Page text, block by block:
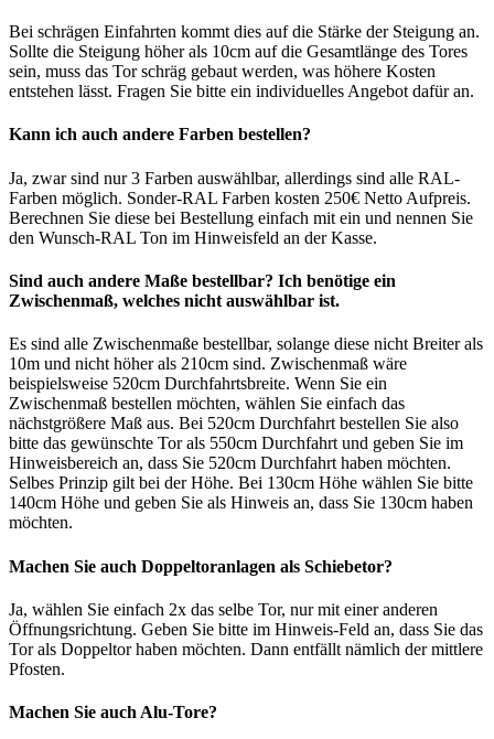
Bei schrägen Einfahrten kommt dies auf die Stärke der Steigung an.
Sollte die Steigung höher als 10cm auf die Gesamtlänge des Tores
sein, muss das Tor schräg gebaut werden, was höhere Kosten
entstehen lässt. Fragen Sie bitte ein individuelles Angebot dafür an.
Kann ich auch andere Farben bestellen?
Ja, zwar sind nur 3 Farben auswählbar, allerdings sind alle RAL-
Farben möglich. Sonder-RAL Farben kosten 250€ Netto Aufpreis.
Berechnen Sie diese bei Bestellung einfach mit ein und nennen Sie
den Wunsch-RAL Ton im Hinweisfeld an der Kasse.
Sind auch andere Maße bestellbar? Ich benötige ein
Zwischenmaß, welches nicht auswählbar ist.
Es sind alle Zwischenmaße bestellbar, solange diese nicht Breiter als
10m und nicht höher als 210cm sind. Zwischenmaß wäre
beispielsweise 520cm Durchfahrtsbreite. Wenn Sie ein
Zwischenmaß bestellen möchten, wählen Sie einfach das
nächstgrößere Maß aus. Bei 520cm Durchfahrt bestellen Sie also
bitte das gewünschte Tor als 550cm Durchfahrt und geben Sie im
Hinweisbereich an, dass Sie 520cm Durchfahrt haben möchten.
Selbes Prinzip gilt bei der Höhe. Bei 130cm Höhe wählen Sie bitte
140cm Höhe und geben Sie als Hinweis an, dass Sie 130cm haben
möchten.
Machen Sie auch Doppeltoranlagen als Schiebetor?
Ja, wählen Sie einfach 2x das selbe Tor, nur mit einer anderen
Öffnungsrichtung. Geben Sie bitte im Hinweis-Feld an, dass Sie das
Tor als Doppeltor haben möchten. Dann entfällt nämlich der mittlere
Pfosten.
Machen Sie auch Alu-Tore?